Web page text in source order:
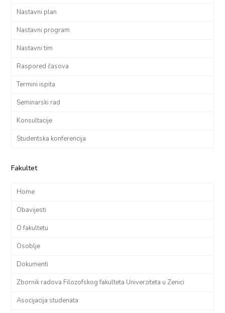
Nastavni plan
Nastavni program
Nastavni tim
Raspored časova
Termini ispita
Seminarski rad
Konsultacije
Studentska konferencija
Fakultet
Home
Obavijesti
O fakultetu
Osoblje
Dokumenti
Zbornik radova Filozofskog fakulteta Univerziteta u Zenici
Asocijacija studenata